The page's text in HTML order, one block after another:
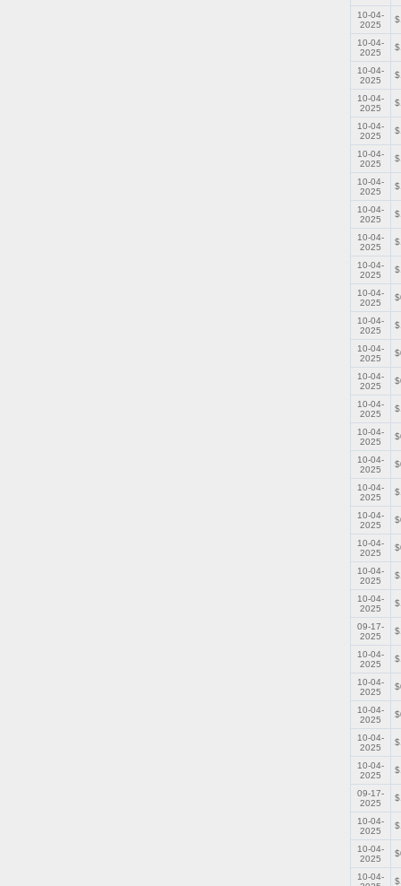
10-04-
2025
10-04-
2025
10-04-
2025
10-04-
2025
10-04-
2025
10-04-
2025
10-04-
2025
10-04-
2025
10-04-
2025
10-04-
2025
10-04-
2025
10-04-
2025
10-04-
2025
10-04-
2025
10-04-
2025
10-04-
2025
10-04-
2025
10-04-
2025
10-04-
2025
10-04-
2025
10-04-
2025
10-04-
2025
09-17-
2025
10-04-
2025
10-04-
2025
10-04-
2025
10-04-
2025
10-04-
2025
09-17-
2025
10-04-
2025
10-04-
2025
10-04-